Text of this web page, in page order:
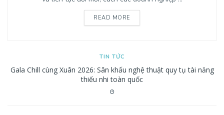
READ MORE
TIN TỨC
Gala Chill cùng Xuân 2026: Sân khấu nghệ thuật quy tụ tài năng
thiếu nhi toàn quốc